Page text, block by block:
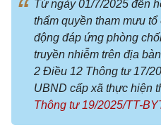
Từ ngày 01/7/2025 đến
thẩm quyền tham mưu
động đáp ứng phòng
truyền nhiễm trên địa
2 Điều 12 Thông tư 17/
UBND cấp xã thực hiện
Thông tư 19/2025/TT-